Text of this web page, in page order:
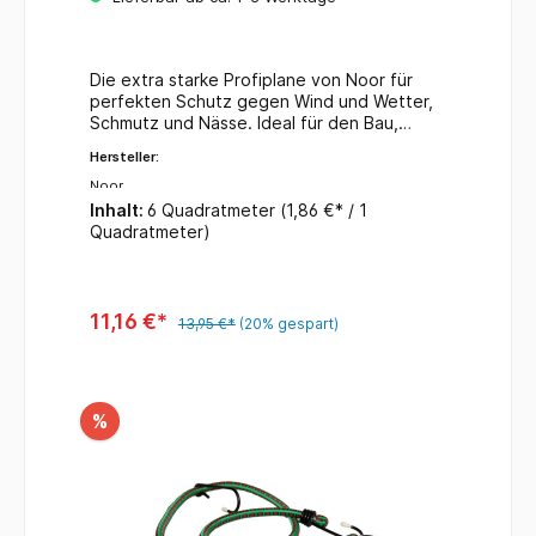
Die extra starke Profiplane von Noor für
perfekten Schutz gegen Wind und Wetter,
Schmutz und Nässe. Ideal für den Bau,
Camping und vieles mehr. aus belastbarem
PP/PE-Gewebe 200 gr/m² mit verstärkten
Ecken und Rändern hochwertige
Kunststoffösen verhindern Kratzer 50 cm
undabwaschbar schimmelresistent,
unempfindlich gegen Bakterien und
Hersteller:
Noor
Inhalt: 6 Quadratmeter (1,86 €* / 1
Quadratmeter)
11,16 €* 13,95 €* (20% gespart)
%